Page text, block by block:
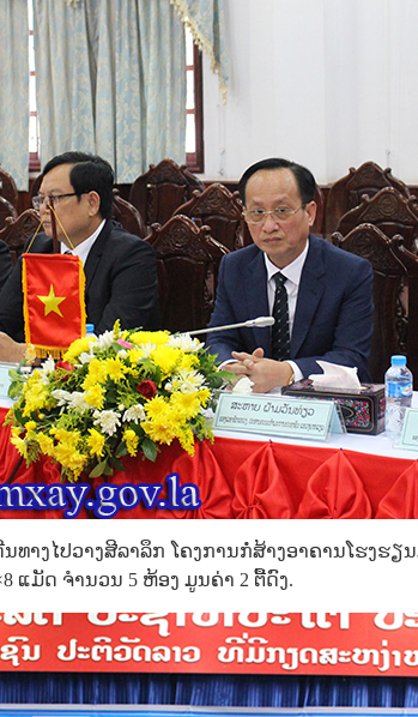
ທາງໄປວາງສີລາລຶກ ໂຄງການກໍ່ສ້າງອາຄານໂຮງຮ
ແມັດ ຈຳນວນ 5 ຫ້ອງ ມູນຄ່າ 2 ຕື້ດົງ.